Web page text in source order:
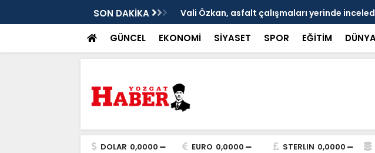
SON DAKİKA Vali Özkan, asfalt çalışmaları yerinde
GÜNCEL EKONOMİ SİYASET SPOR EĞİTİM
DOLAR 0,0000 EURO 0,0000 STERLIN 0,0000